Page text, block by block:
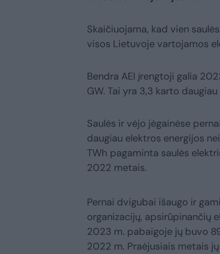
Skaičiuojama, kad vien
visos Lietuvoje vartojamos
Bendra AEI įrengtoji galia
GW. Tai yra 3,3 karto
Saulės ir vėjo jėgainėse
daugiau elektros energijos
TWh pagaminta saulės
2022 metais.
Pernai dvigubai išaugo ir
organizacijų, apsirūpinančių
2023 m. pabaigoje jų buvo
2022 m. Praėjusiais metais